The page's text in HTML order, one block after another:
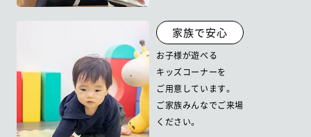
家族で安心
お子様が遊べる
キッズコーナーを
ご用意しています。
ご家族みんなでご来場
ください。